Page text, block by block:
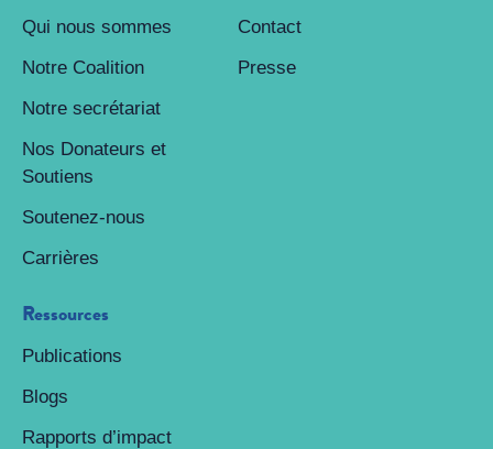
Qui nous sommes
Notre Coalition
Notre secrétariat
Nos Donateurs et
Soutiens
Soutenez-nous
Carrières
Ressources
Publications
Blogs
Rapports d’impact
Contact
Presse